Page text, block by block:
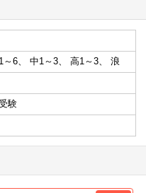
～6 中1～3 高1～3 浪
験